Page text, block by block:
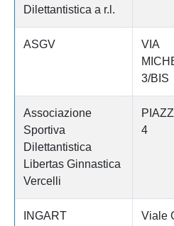
Dilettantistica a r.l.
ASGV
VIA
3/BIS
Associazione
Sportiva
Dilettantistica
Libertas Ginnastica
Vercelli
4
INGART
Viale